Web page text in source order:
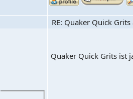
RE: Quaker Quick
Quaker Quick Grits ist